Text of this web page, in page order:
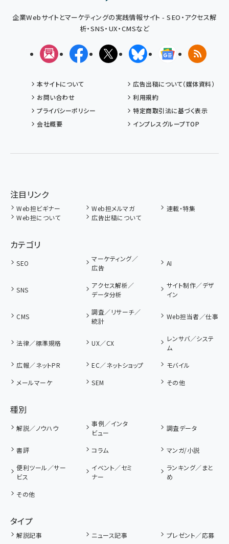
企業Webサイトとマーケティングの実践情報サイト - SEO・アクセス解
析・SNS・UX・CMSなど
メルマガFacebookX(エックス)BlueskyGoogleニュ
RSS
本サイトについて
広告出稿について（媒体資料）
お問い合わせ
利用規約
プライバシーポリシー
特定商取引法に基づく表示
会社概要
インプレスグループTOP
注目リンク
Web担ビギナー Web担メルマガ
連載・特集
Web担について
広告出稿について
カテゴリ
SEO
マーケティング／
広告
AI
SNS
アクセス解析／
データ分析
サイト制作／デザ
イン
CMS
調査／リサーチ／
統計
Web担当者／仕事
法律／標準規格 UX／CX
レンサバ／システ
ム
広報／ネットPR
EC／ネットショップ
モバイル
メールマーケ
SEM その他
種別
解説／ノウハウ
事例／インタ
ビュー
調査データ
書評 コラム
マンガ/小説
便利ツール／サー
ビス
イベント／セミ
ナー
ランキング／まと
め
その他
タイプ
解説記事 ニュース記事
プレゼント／応募